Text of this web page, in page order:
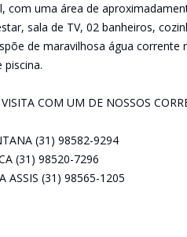
com uma área de
sala de TV, 02 banheiros,
de maravilhosa água
COM UM DE NOSSOS
(31) 98582-9294
(31) 98520-7296
ASSIS (31) 98565-1205